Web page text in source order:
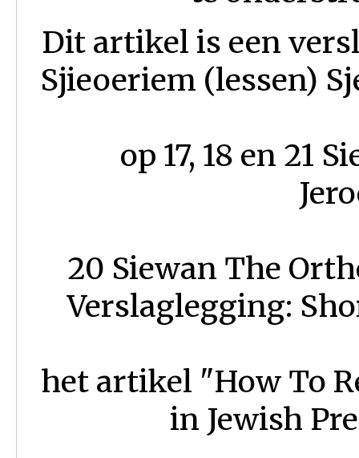
Dit artikel is een
Sjieoeriem (lessen)
op 17, 18 en 21
20 Siewan The
Verslaglegging:
het artikel "How To
in Jewish